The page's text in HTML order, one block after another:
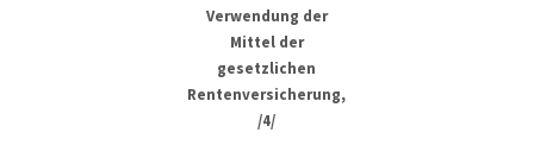
Verwendung der
Mittel der
gesetzlichen
Rentenversicherung,
/4/